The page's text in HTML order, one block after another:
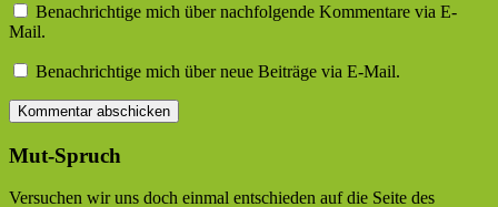
Benachrichtige mich über nachfolgende Kommentare via E-
Mail.
Benachrichtige mich über neue Beiträge via E-Mail.
Mut-Spruch
Versuchen wir uns doch einmal entschieden auf die Seite des